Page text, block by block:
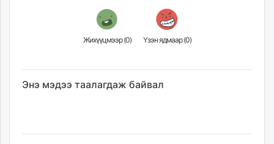
Жихүүцмээр (0) Үзэн ядмаар (0)
Энэ мэдээ таалагдаж байвал